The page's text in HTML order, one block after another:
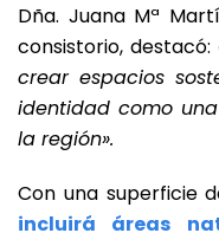
Dña. Juana Mª
consistorio, destacó:
crear espacios
identidad como
la región».
Con una superficie
incluirá áreas